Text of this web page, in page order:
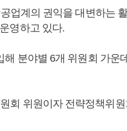
업계의 권익을 대변하는
영하고 있다.
분야별 6개 위원회 가운
회 위원이자 전략정책위원